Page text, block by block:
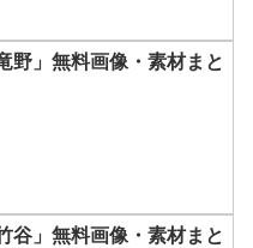
野」無料画像・素材まと
谷」無料画像・素材まと